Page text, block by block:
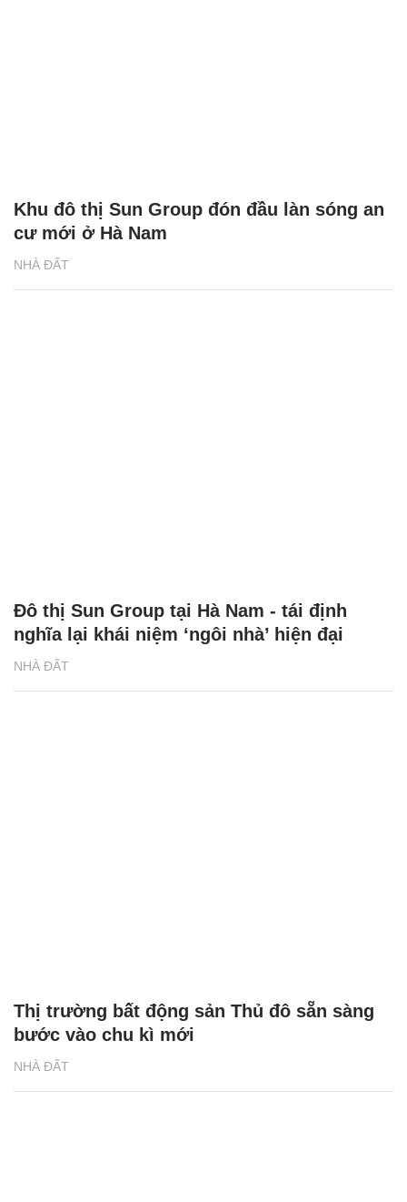
NHÀ ĐẤT
Khu đô thị Sun Group đón đầu làn sóng an
cư mới ở Hà Nam
NHÀ ĐẤT
Đô thị Sun Group tại Hà Nam - tái định
nghĩa lại khái niệm ‘ngôi nhà’ hiện đại
NHÀ ĐẤT
Thị trường bất động sản Thủ đô sẵn sàng
bước vào chu kì mới